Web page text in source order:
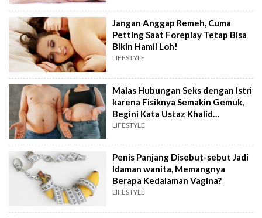
Jangan Anggap Remeh, Cuma
Petting Saat Foreplay Tetap Bisa
Bikin Hamil Loh!
LIFESTYLE
Malas Hubungan Seks dengan Istri
karena Fisiknya Semakin Gemuk,
Begini Kata Ustaz Khalid
Basalamah
LIFESTYLE
Penis Panjang Disebut-sebut Jadi
Idaman wanita, Memangnya
Berapa Kedalaman Vagina?
LIFESTYLE